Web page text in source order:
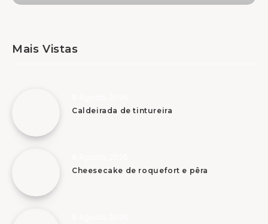
Mais Vistas
Caldeirada de tintureira
Cheesecake de roquefort e pêra